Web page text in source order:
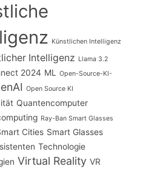
Künstlichen Intelligenz
Intelligenz Llama 3.2
2024 ML
Open-Source-KI-
Open Source KI
Quantencomputer
Ray-Ban Smart Glasses
Cities Smart Glasses
Technologie
Virtual Reality VR